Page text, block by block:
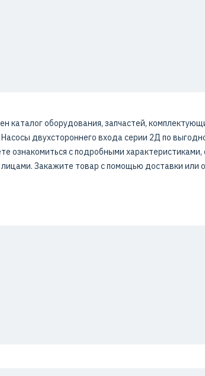
каталог оборудования, запчастей,
двухстороннего входа серии 2Д по
ознакомиться с подробными
Закажите товар с помощью доставки или